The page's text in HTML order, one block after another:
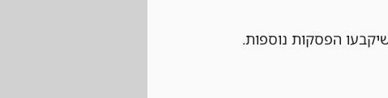
הפסקות נוספות.